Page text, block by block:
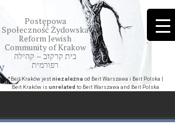
Postępowa
Społeczność Żydowska
Reform Jewish
Community of Krakow
בית קרקוב – קהילה
רפורמית
*Beit Kraków jest niezależna od Beit Warszawa i Beit Polska |
Beit Kraków is unrelated to Beit Warszawa and Beit Polska